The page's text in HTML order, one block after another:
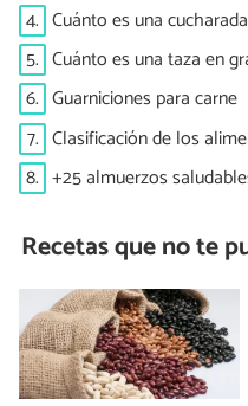
4. Cuánto es una
5. Cuánto es una taza en
6. Guarniciones para carne
7. Clasificación de los
8. +25 almuerzos
Recetas que no te